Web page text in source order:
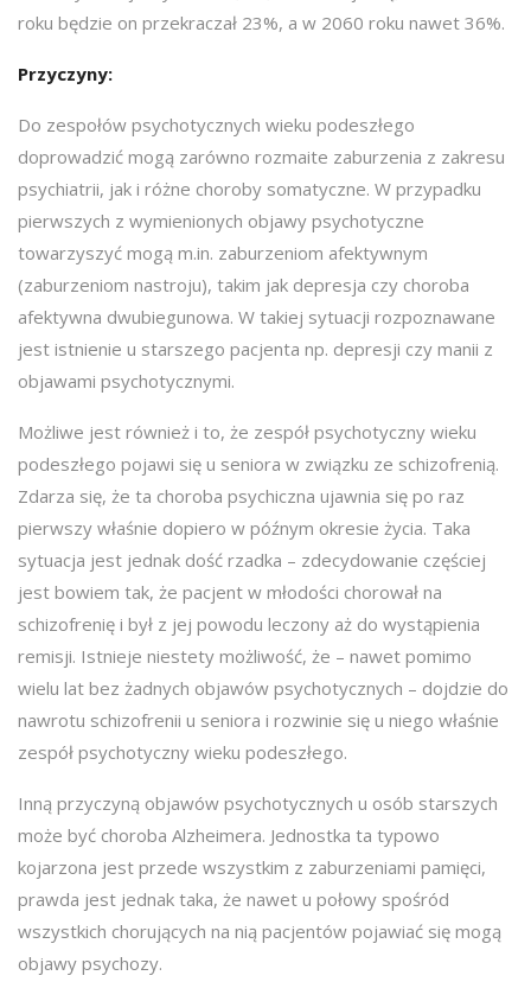
roku będzie on przekraczał 23%, a w 2060 roku nawet 36%.
Przyczyny:
Do zespołów psychotycznych wieku podeszłego
doprowadzić mogą zarówno rozmaite zaburzenia z zakresu
psychiatrii, jak i różne choroby somatyczne. W przypadku
pierwszych z wymienionych objawy psychotyczne
towarzyszyć mogą m.in. zaburzeniom afektywnym
(zaburzeniom nastroju), takim jak depresja czy choroba
afektywna dwubiegunowa. W takiej sytuacji rozpoznawane
jest istnienie u starszego pacjenta np. depresji czy manii z
objawami psychotycznymi.
Możliwe jest również i to, że zespół psychotyczny wieku
podeszłego pojawi się u seniora w związku ze schizofrenią.
Zdarza się, że ta choroba psychiczna ujawnia się po raz
pierwszy właśnie dopiero w późnym okresie życia. Taka
sytuacja jest jednak dość rzadka – zdecydowanie częściej
jest bowiem tak, że pacjent w młodości chorował na
schizofrenię i był z jej powodu leczony aż do wystąpienia
remisji. Istnieje niestety możliwość, że – nawet pomimo
wielu lat bez żadnych objawów psychotycznych – dojdzie do
nawrotu schizofrenii u seniora i rozwinie się u niego właśnie
zespół psychotyczny wieku podeszłego.
Inną przyczyną objawów psychotycznych u osób starszych
może być choroba Alzheimera. Jednostka ta typowo
kojarzona jest przede wszystkim z zaburzeniami pamięci,
prawda jest jednak taka, że nawet u połowy spośród
wszystkich chorujących na nią pacjentów pojawiać się mogą
objawy psychozy.